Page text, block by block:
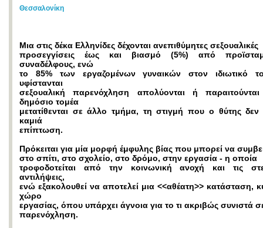
Θεσσαλονίκη
Μια στις δέκα Ελληνίδες δέχονται ανεπιθύμητες σεξουαλικές
προσεγγίσεις έως και βιασμό (5%) από
συναδέλφους, ενώ
το 85% των εργαζομένων γυναικών στον ιδιωτικό
υφίστανται
σεξουαλική παρενόχληση απολύονται ή
δημόσιο τομέα
μετατίθενται σε άλλο τμήμα, τη στιγμή που ο θύτης δεν
καμιά
επίπτωση.
Πρόκειται για μία μορφή έμφυλης βίας που μπορεί να
στο σπίτι, στο σχολείο, στο δρόμο, στην εργασία - η οποία
τροφοδοτείται από την κοινωνική ανοχή και τις
αντιλήψεις,
ενώ εξακολουθεί να αποτελεί μια <<αθέατη>> κατάσταση,
χώρο
εργασίας, όπου υπάρχει άγνοια για το τι ακριβώς συνιστά
παρενόχληση.